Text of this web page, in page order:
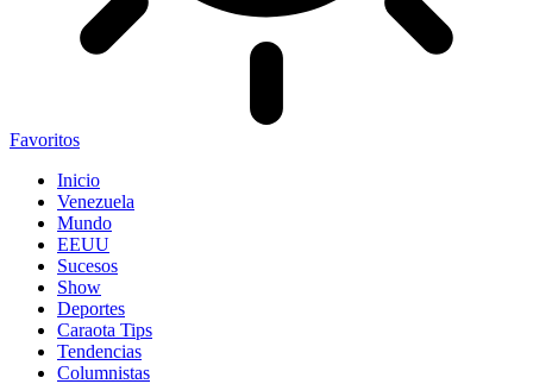
Favoritos
Inicio
Venezuela
Mundo
EEUU
Sucesos
Show
Deportes
Caraota Tips
Tendencias
Columnistas